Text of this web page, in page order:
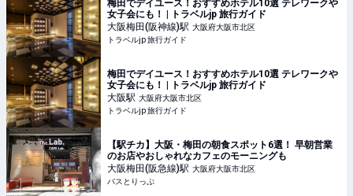
梅田でデイユース！おすすめホテル10選 テレワークや
女子会にも！ | トラベルjp 旅行ガイド
大阪梅田(阪神線)駅 大阪府大阪市北区
トラベルjp 旅行ガイド
梅田でデイユース！おすすめホテル10選 テレワークや
女子会にも！ | トラベルjp 旅行ガイド
大阪駅 大阪府大阪市北区
トラベルjp 旅行ガイド
【駅チカ】大阪・梅田の朝食スポット6選！ 早朝営業
のお店やおしゃれなカフェのモーニングも
大阪梅田(阪急線)駅 大阪府大阪市北区
バスとりっぷ